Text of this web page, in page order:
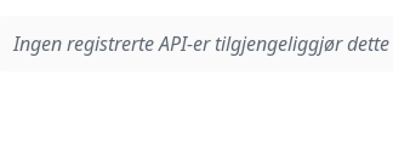
Ingen registrerte API-er tilgjengeliggjør